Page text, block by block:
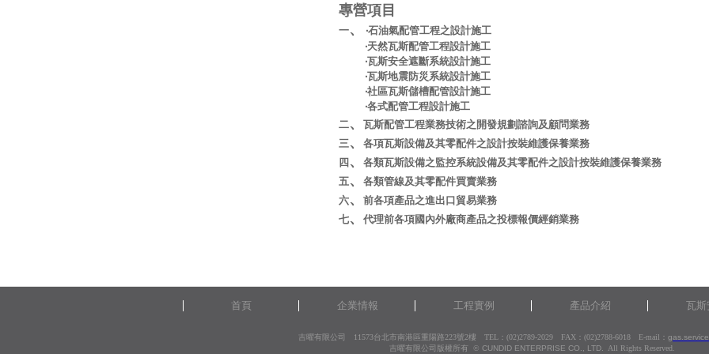
專營項目
一、
‧石油氣配管工程之設計施工
‧天然瓦斯配管工程設計施工
‧瓦斯安全遮斷系統設計施工
‧瓦斯地震防災系統設計施工
‧社區瓦斯儲槽配管設計施工
‧各式配管工程設計施工
二、
瓦斯配管工程業務技術之開發規劃諮詢及顧問業務
三、
各項瓦斯設備及其零配件之設計按裝維護保養業務
四、
各類瓦斯設備之監控系統設備及其零配件之設計按裝維護保養業務
五、
各類管線及其零配件買賣業務
六、
前各項產品之進出口貿易業務
七、 代理前各項國內外廠商產品之投標報價經銷業務
首頁 企業情報 工程實例 產品介紹 瓦斯
吉曜有限公司 11573台北市南港區重陽路223號2樓 TEL：(02)2789-2029 FAX：(02)2788-6018 E-mail：
吉曜有限公司版權所有 © CUNDID ENTERPRISE CO., LTD. All Rights Reserved.